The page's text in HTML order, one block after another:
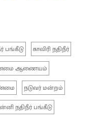
பங்கீடு
காவிரி நதிநீர்
ஆணையம்
நடுவர் மன்றம்
நதிநீர் பங்கீடு